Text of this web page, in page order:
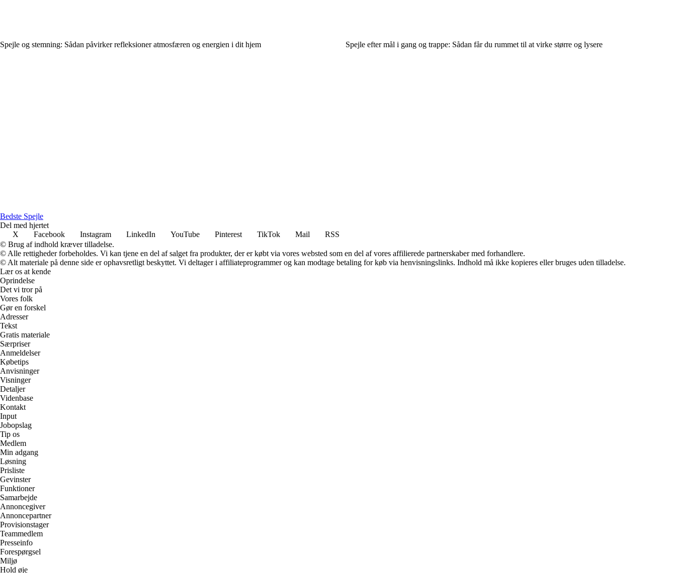
Spejle og stemning: Sådan påvirker refleksioner atmosfæren og energien i dit hjem Spejle efter mål i gang og trappe: Sådan får du rummet til at virke større og lysere
Bedste Spejle
Del med hjertet
X
Facebook Instagram LinkedIn YouTube Pinterest TikTok Mail
RSS
© Brug af indhold kræver tilladelse.
© Alle rettigheder forbeholdes. Vi kan tjene en del af salget fra produkter, der er købt via vores websted som en del af vores affilierede partnerskaber med forhandlere.
© Alt materiale på denne side er ophavsretligt beskyttet. Vi deltager i affiliateprogrammer og kan modtage betaling for køb via henvisningslinks. Indhold må ikke kopieres eller bruges uden tilladelse.
Lær os at kende
Oprindelse
Det vi tror på
Vores folk
Gør en forskel
Adresser
Tekst
Gratis materiale
Særpriser
Anmeldelser
Købetips
Anvisninger
Visninger
Detaljer
Videnbase
Kontakt
Input
Jobopslag
Tip os
Medlem
Min adgang
Løsning
Prisliste
Gevinster
Funktioner
Samarbejde
Annoncegiver
Annoncepartner
Provisionstager
Teammedlem
Presseinfo
Forespørgsel
Miljø
Hold øje